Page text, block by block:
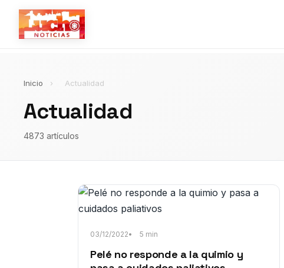
Inicio › Actualidad
Actualidad
4873 artículos
03/12/2022 5 min
Pelé no responde a la quimio y